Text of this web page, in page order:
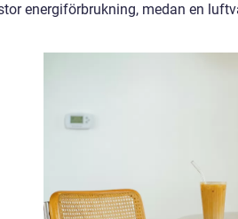
energiförbrukning, medan en